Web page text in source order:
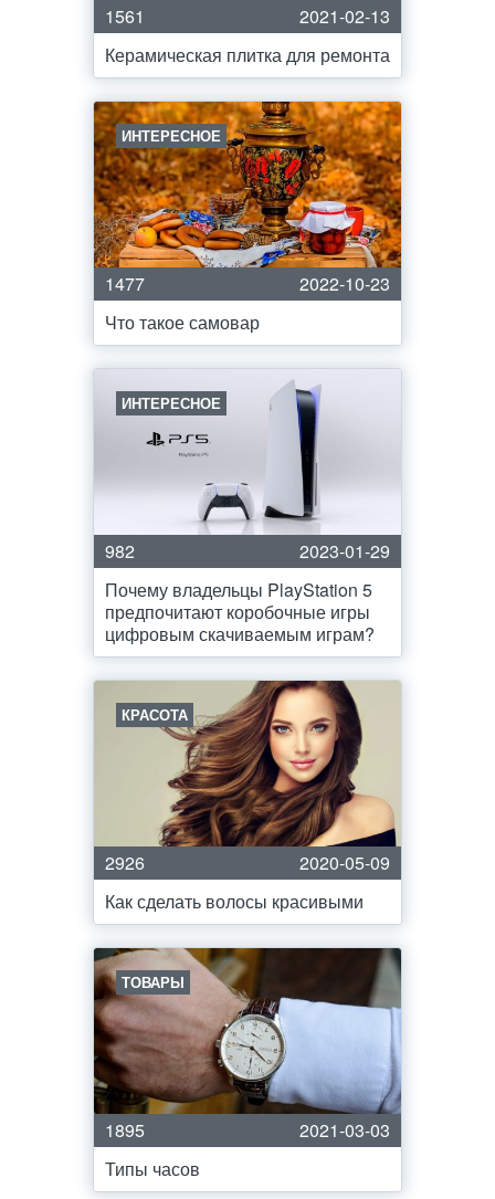
1561
2021-02-13
Керамическая плитка для ремонта
ИНТЕРЕСНОЕ
1477
2022-10-23
Что такое самовар
ИНТЕРЕСНОЕ
982
2023-01-29
Почему владельцы PlayStation 5
предпочитают коробочные игры
цифровым скачиваемым играм?
КРАСОТА
2926
2020-05-09
Как сделать волосы красивыми
ТОВАРЫ
1895
2021-03-03
Типы часов